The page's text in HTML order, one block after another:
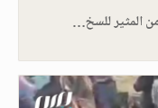
المثير للسخ…